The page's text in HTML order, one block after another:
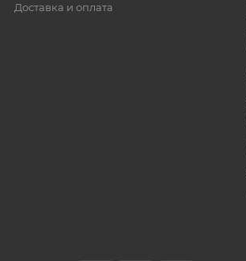
Доставка и оплата